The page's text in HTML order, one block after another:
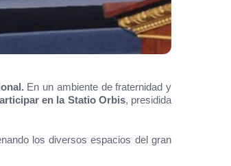
En un ambiente de fraternidad y
en la Statio Orbis, presidida
los diversos espacios del gran